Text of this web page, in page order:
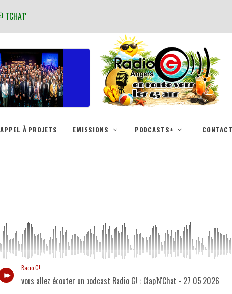
TCHAT'
APPEL À PROJETS EMISSIONS PODCASTS+ CONTACT
Radio G!
vous allez écouter un podcast Radio G! : Clap'N'Chat - 27 05 2026